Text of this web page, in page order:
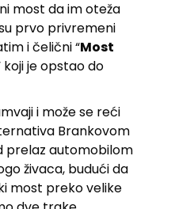
most da im oteža
prvo privremeni
i čelični “Most
koji je opstao do
i može se reći
Brankovom
prelaz automobilom
živaca, budući da
most preko velike